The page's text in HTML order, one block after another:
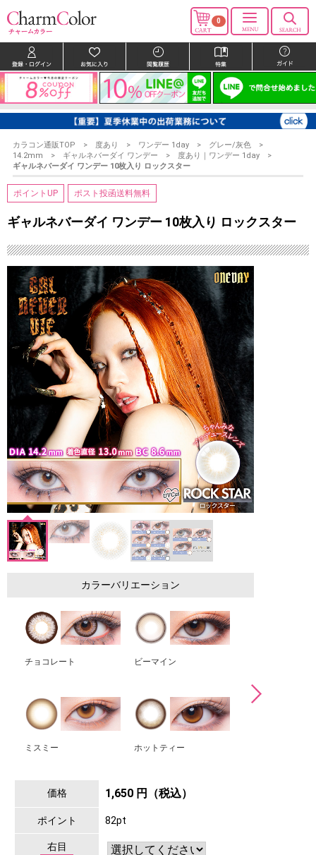
0
カラコン通販TOP 度あり ワンデー 1day
グレー/灰色
14.2mm
ギャルネバーダイ ワンデー
度あり｜ワンデー 1day
ギャルネバーダイ ワンデー 10枚入り ロックスター
ポイントUP ポスト投函送料無料
ギャルネバーダイ ワンデー 10枚入り ロックスター
カラーバリエーション
チョコレート ビーマイン
ミスミー ホットティー
価格 1,650 円（税込）
ポイント 82pt
右目